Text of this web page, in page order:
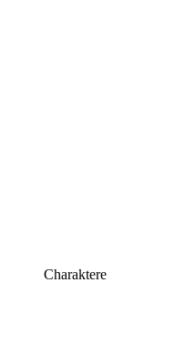
Charaktere